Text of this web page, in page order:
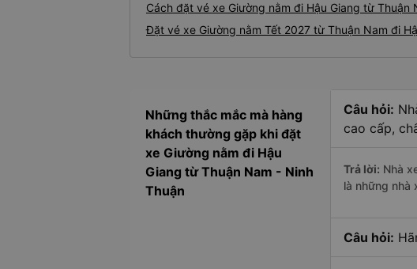
Cách đặt vé xe Giường nằm đi Hậu Giang từ Thuận
Đặt vé xe Giường nằm Tết 2027 từ Thuận Nam đi
Những thắc mắc mà hàng
khách thường gặp khi đặt
xe Giường nằm đi Hậu
Giang từ Thuận Nam - Ninh
Thuận
Câu hỏi:
cao cấp,
Trả lời: Nhà
là những nhà
Câu hỏi: